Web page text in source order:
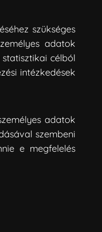
szükséges
adatok
célból
intézkedések
adatok
szembeni
e megfelelés